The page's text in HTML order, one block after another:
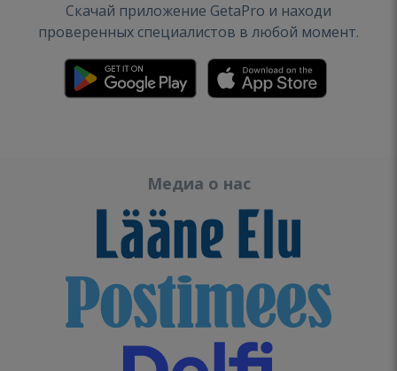
Скачай приложение GetaPro и находи
проверенных специалистов в любой момент.
Медиа о нас